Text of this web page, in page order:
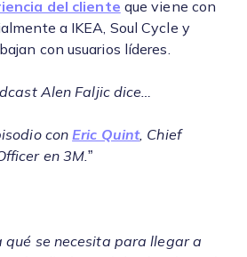
del cliente que viene con
a IKEA, Soul Cycle y
con usuarios líderes.
Alen Faljic dice…
con Eric Quint, Chief
en 3M.”
qué se necesita para llegar a